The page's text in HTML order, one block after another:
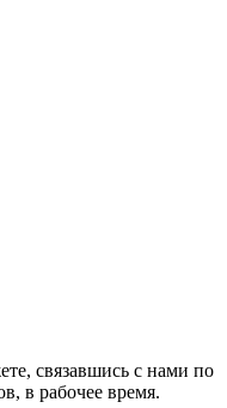
связавшись с нами по
в рабочее время.